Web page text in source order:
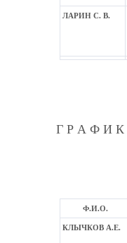
ЛАРИН С. В.
Г Р А Ф И К
Ф.И.О.
КЛЫЧКОВ А.Е.